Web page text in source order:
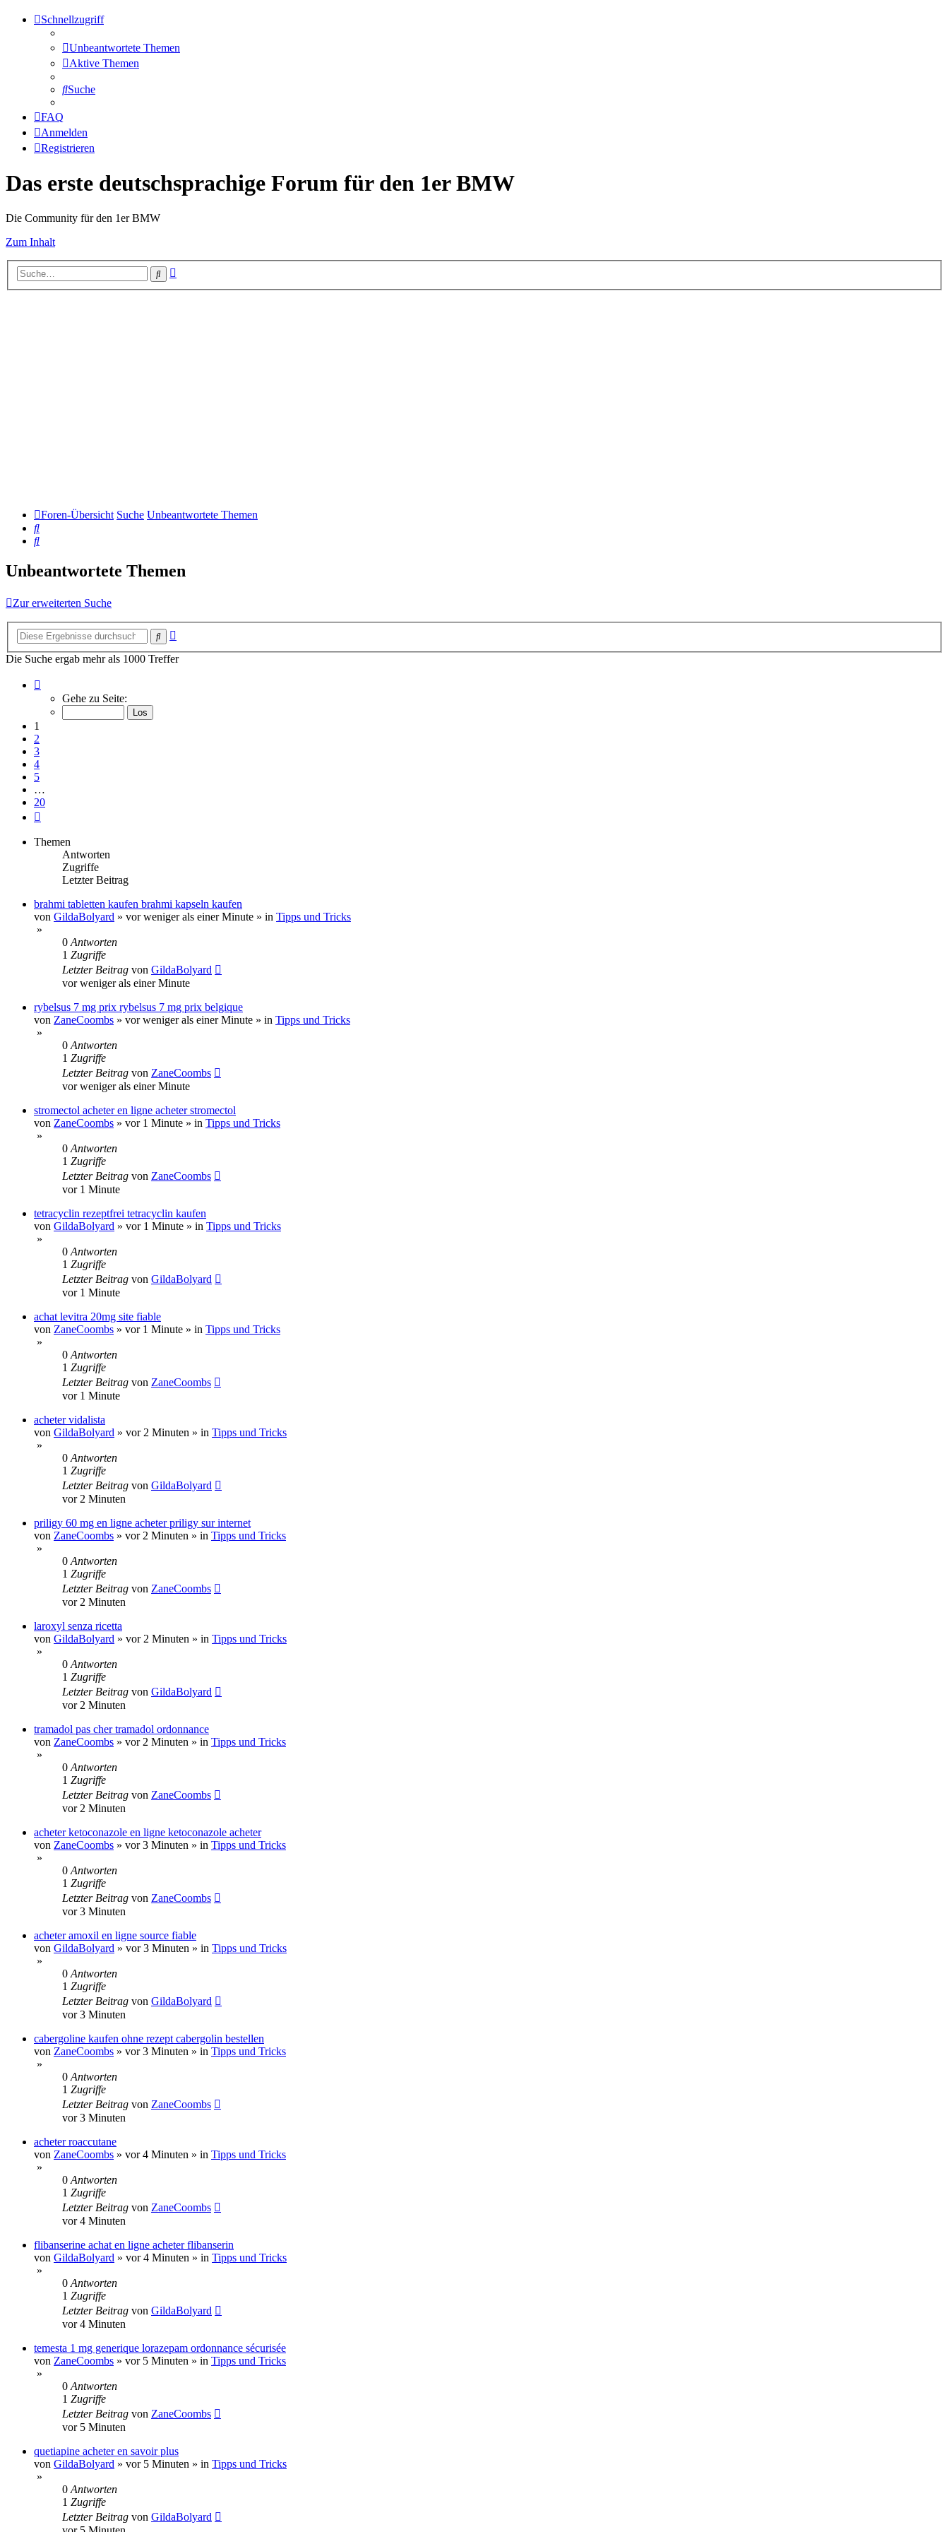
Schnellzugriff
Unbeantwortete Themen
Aktive Themen
Suche
FAQ
Anmelden
Registrieren
Das erste deutschsprachige Forum für den 1er BMW
Die Community für den 1er BMW
Zum Inhalt
Suche
Foren-Übersicht Suche Unbeantwortete Themen
Suche
Suche
Unbeantwortete Themen
Zur erweiterten Suche
Suche
Die Suche ergab mehr als 1000 Treffer
von
Gehe zu Seite:
1
2
3
4
5
…
20
Themen
Antworten
Zugriffe
Letzter Beitrag
brahmi tabletten kaufen brahmi kapseln kaufen
von GildaBolyard » vor weniger als einer Minute » in Tipps und Tricks
»
0 Antworten
1 Zugriffe
Letzter Beitrag von GildaBolyard
vor weniger als einer Minute
rybelsus 7 mg prix rybelsus 7 mg prix belgique
von ZaneCoombs » vor weniger als einer Minute » in Tipps und Tricks
»
0 Antworten
1 Zugriffe
Letzter Beitrag von ZaneCoombs
vor weniger als einer Minute
stromectol acheter en ligne acheter stromectol
von ZaneCoombs » vor 1 Minute » in Tipps und Tricks
»
0 Antworten
1 Zugriffe
Letzter Beitrag von ZaneCoombs
vor 1 Minute
tetracyclin rezeptfrei tetracyclin kaufen
von GildaBolyard » vor 1 Minute » in Tipps und Tricks
»
0 Antworten
1 Zugriffe
Letzter Beitrag von GildaBolyard
vor 1 Minute
achat levitra 20mg site fiable
von ZaneCoombs » vor 1 Minute » in Tipps und Tricks
»
0 Antworten
1 Zugriffe
Letzter Beitrag von ZaneCoombs
vor 1 Minute
acheter vidalista
von GildaBolyard » vor 2 Minuten » in Tipps und Tricks
»
0 Antworten
1 Zugriffe
Letzter Beitrag von GildaBolyard
vor 2 Minuten
priligy 60 mg en ligne acheter priligy sur internet
von ZaneCoombs » vor 2 Minuten » in Tipps und Tricks
»
0 Antworten
1 Zugriffe
Letzter Beitrag von ZaneCoombs
vor 2 Minuten
laroxyl senza ricetta
von GildaBolyard » vor 2 Minuten » in Tipps und Tricks
»
0 Antworten
1 Zugriffe
Letzter Beitrag von GildaBolyard
vor 2 Minuten
tramadol pas cher tramadol ordonnance
von ZaneCoombs » vor 2 Minuten » in Tipps und Tricks
»
0 Antworten
1 Zugriffe
Letzter Beitrag von ZaneCoombs
vor 2 Minuten
acheter ketoconazole en ligne ketoconazole acheter
von ZaneCoombs » vor 3 Minuten » in Tipps und Tricks
»
0 Antworten
1 Zugriffe
Letzter Beitrag von ZaneCoombs
vor 3 Minuten
acheter amoxil en ligne source fiable
von GildaBolyard » vor 3 Minuten » in Tipps und Tricks
»
0 Antworten
1 Zugriffe
Letzter Beitrag von GildaBolyard
vor 3 Minuten
cabergoline kaufen ohne rezept cabergolin bestellen
von ZaneCoombs » vor 3 Minuten » in Tipps und Tricks
»
0 Antworten
1 Zugriffe
Letzter Beitrag von ZaneCoombs
vor 3 Minuten
acheter roaccutane
von ZaneCoombs » vor 4 Minuten » in Tipps und Tricks
»
0 Antworten
1 Zugriffe
Letzter Beitrag von ZaneCoombs
vor 4 Minuten
flibanserine achat en ligne acheter flibanserin
von GildaBolyard » vor 4 Minuten » in Tipps und Tricks
»
0 Antworten
1 Zugriffe
Letzter Beitrag von GildaBolyard
vor 4 Minuten
temesta 1 mg generique lorazepam ordonnance sécurisée
von ZaneCoombs » vor 5 Minuten » in Tipps und Tricks
»
0 Antworten
1 Zugriffe
Letzter Beitrag von ZaneCoombs
vor 5 Minuten
quetiapine acheter en savoir plus
von GildaBolyard » vor 5 Minuten » in Tipps und Tricks
»
0 Antworten
1 Zugriffe
Letzter Beitrag von GildaBolyard